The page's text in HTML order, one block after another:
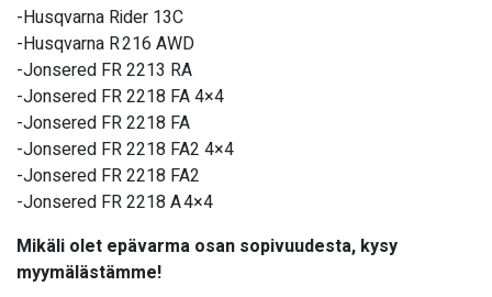
-Husqvarna Rider 13C
-Husqvarna R 216 AWD
-Jonsered FR 2213 RA
-Jonsered FR 2218 FA 4×4
-Jonsered FR 2218 FA
-Jonsered FR 2218 FA2 4×4
-Jonsered FR 2218 FA2
-Jonsered FR 2218 A 4×4
Mikäli olet epävarma osan sopivuudesta, kysy
myymälästämme!